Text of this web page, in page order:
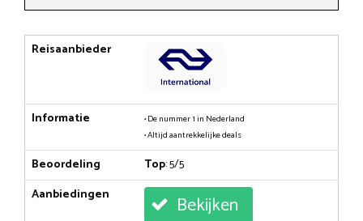
Reisaanbieder
Informatie
• De nummer 1 in Nederland
• Altijd aantrekkelijke deals
Beoordeling Top: 5/5
Aanbiedingen
Bekijken